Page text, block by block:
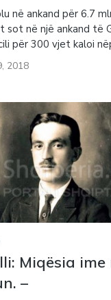
në ankand për 6.7
sot në një ankand të
për 300 vjet kaloi
2018
Miqësia ime
–